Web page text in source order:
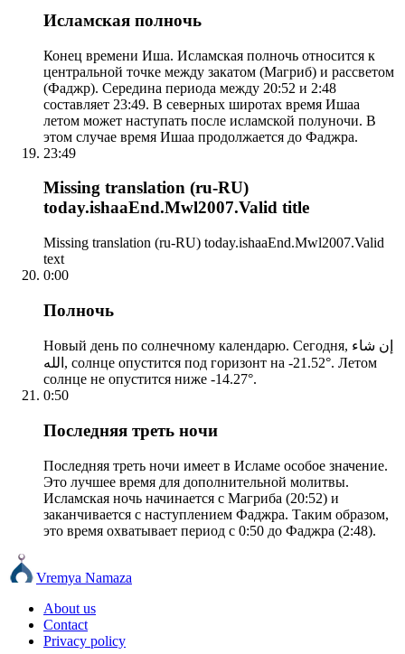
Исламская полночь
Конец времени Иша. Исламская полночь относится к
центральной точке между закатом (Магриб) и рассветом
(Фаджр). Середина периода между 20:52 и 2:48
составляет 23:49. В северных широтах время Ишаа
летом может наступать после исламской полуночи. В
этом случае время Ишаа продолжается до Фаджра.
23:49
Missing translation (ru-RU)
today.ishaaEnd.Mwl2007.Valid title
Missing translation (ru-RU) today.ishaaEnd.Mwl2007.Valid
text
0:00
Полночь
Новый день по солнечному календарю. Сегодня, إن شاء
الله, солнце опустится под горизонт на -21.52°. Летом
солнце не опустится ниже -14.27°.
0:50
Последняя треть ночи
Последняя треть ночи имеет в Исламе особое значение.
Это лучшее время для дополнительной молитвы.
Исламская ночь начинается с Магриба (20:52) и
заканчивается с наступлением Фаджра. Таким образом,
это время охватывает период с 0:50 до Фаджра (2:48).
Vremya Namaza
About us
Contact
Privacy policy